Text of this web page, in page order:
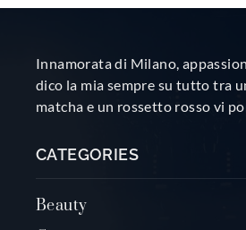
Innamorata di Milano,
dico la mia sempre su tutto tra
matcha e un rossetto rosso vi
CATEGORIES
Beauty